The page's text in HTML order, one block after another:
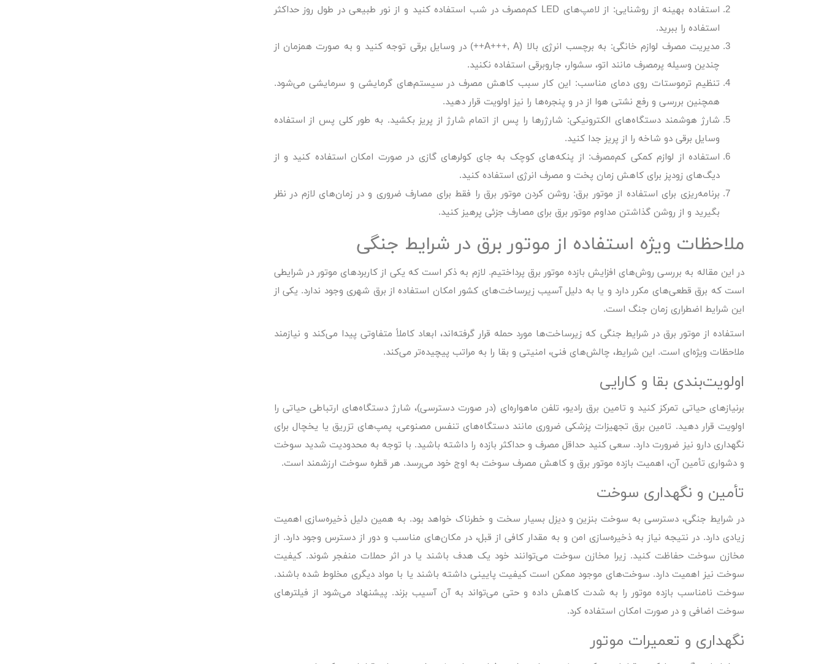
استفاده بهینه از روشنایی:
از لامپ‌های LED کم‌مصرف در شب استفاده کنید و از نور طبیعی در طول روز حداکثر
استفاده را ببرید.
مدیریت مصرف لوازم خانگی:
به برچسب انرژی بالا (A+++, A++) در وسایل برقی توجه کنید و به صورت همزمان از
چندین وسیله پرمصرف مانند اتو، سشوار، جاروبرقی استفاده نکنید.
تنظیم ترموستات روی دمای مناسب: این کار سبب کاهش مصرف در سیستم‌های گرمایشی و سرمایشی می‌شود.
همچنین بررسی و رفع نشتی هوا از در و پنجره‌ها را نیز اولویت قرار دهید.
شارژ هوشمند دستگاه‌های الکترونیکی: شارژرها را پس از اتمام شارژ از پریز بکشید. به طور کلی پس از استفاده
وسایل برقی دو شاخه را از پریز جدا کنید.
استفاده از لوازم کمکی کم‌مصرف: از پنکه‌های کوچک به جای کولرهای گازی در صورت امکان استفاده کنید و از
دیگ‌های زودپز برای کاهش زمان پخت و مصرف انرژی استفاده کنید.
برنامه‌ریزی برای استفاده از موتور برق: روشن کردن موتور برق را فقط برای مصارف ضروری و در زمان‌های لازم در نظر
بگیرید و از روشن گذاشتن مداوم موتور برق برای مصارف جزئی پرهیز کنید.
ملاحظات ویژه استفاده از موتور برق در شرایط جنگی
در این مقاله به بررسی روش‌های افزایش بازده موتور برقپرداختیم. لازم به ذکر است که یکی از کاربردهای موتور در شرایطی
است که برق قطعی‌های مکرر دارد و یا به دلیل آسیب زیرساخت‌های کشور امکان استفاده از برق شهری وجود ندارد. یکی از
این شرایط اضطراری زمان جنگ است.
استفاده از موتور برق در شرایط جنگی که زیرساخت‌ها مورد حمله قرار گرفته‌اند، ابعاد کاملاً متفاوتی پیدا می‌کند و نیازمند
ملاحظات ویژه‌ای است. این شرایط، چالش‌های فنی، امنیتی و بقا را به مراتب پیچیده‌تر می‌کند.
اولویت‌بندی بقا و کارایی
برنیازهای حیاتی تمرکز کنید و تامین برق رادیو، تلفن ماهواره‌ای (در صورت دسترسی)، شارژ دستگاه‌های ارتباطی حیاتی را
اولویت قرار دهید. تامین برق تجهیزات پزشکی ضروری مانند دستگاه‌های تنفس مصنوعی، پمپ‌های تزریق یا یخچال برای
نگهداری دارو نیز ضرورت دارد. سعی کنید حداقل مصرف و حداکثر بازده را داشته باشید. با توجه به محدودیت شدید سوخت
و دشواری تأمین آن، اهمیت بازده موتور برق و کاهش مصرف سوخت به اوج خود می‌رسد. هر قطره سوخت ارزشمند است.
تأمین و نگهداری سوخت
در شرایط جنگی، دسترسی به سوخت بنزین و دیزل بسیار سخت و خطرناک خواهد بود. به همین دلیل ذخیره‌سازی اهمیت
زیادی دارد. در نتیجه نیاز به ذخیره‌سازی امن و به مقدار کافی از قبل، در مکان‌های مناسب و دور از دسترس وجود دارد. از
مخازن سوخت حفاظت کنید. زیرا مخازن سوخت می‌توانند خود یک هدف باشند یا در اثر حملات منفجر شوند. کیفیت
سوخت نیز اهمیت دارد. سوخت‌های موجود ممکن است کیفیت پایینی داشته باشند یا با مواد دیگری مخلوط شده باشند.
سوخت نامناسب بازده موتور را به شدت کاهش داده و حتی می‌تواند به آن آسیب بزند. پیشنهاد می‌شود از فیلترهای
سوخت اضافی و در صورت امکان استفاده کرد.
نگهداری و تعمیرات موتور